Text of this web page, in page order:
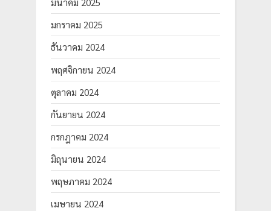
มีนาคม 2025
มกราคม 2025
ธันวาคม 2024
พฤศจิกายน 2024
ตุลาคม 2024
กันยายน 2024
กรกฎาคม 2024
มิถุนายน 2024
พฤษภาคม 2024
เมษายน 2024